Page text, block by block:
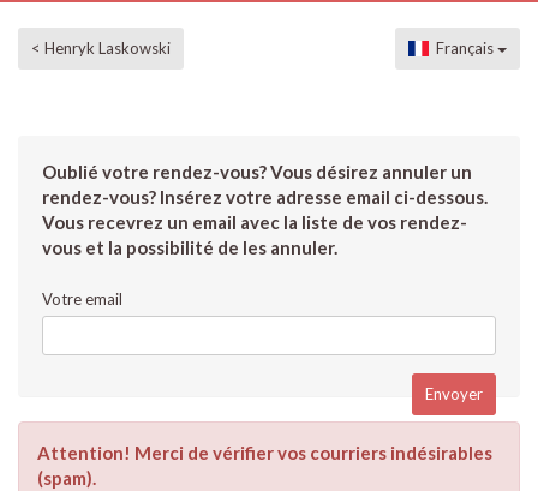
< Henryk Laskowski Français
Oublié votre rendez-vous? Vous désirez annuler un
rendez-vous? Insérez votre adresse email ci-dessous.
Vous recevrez un email avec la liste de vos rendez-
vous et la possibilité de les annuler.
Votre email
Attention! Merci de vérifier vos courriers indésirables
(spam).